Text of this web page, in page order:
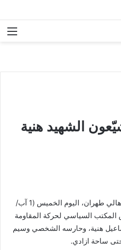
الشهيد هنية
بمشاركة شعبية حاشدة. شيّع أهالي طهران، اليوم الخميس (1 آب/
رئيس المكتب السياسي لحركة المقاومة
هنية، وحارسه الشخصي وسيم
ساحة ازادي.